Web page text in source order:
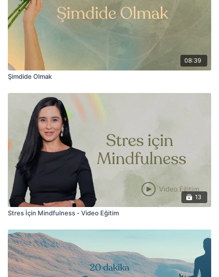
08:39
Şimdide Olmak
13
Stres İçin Mindfulness - Video Eğitim